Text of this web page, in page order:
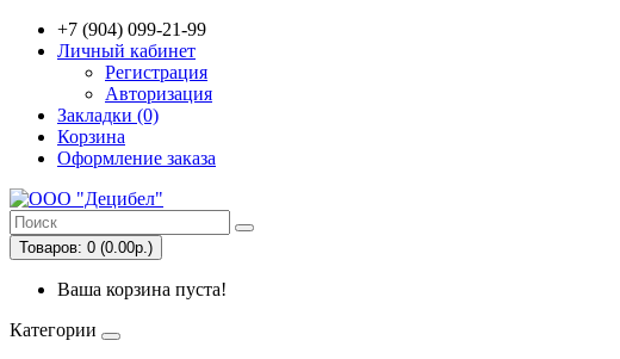
+7 (904) 099-21-99
Личный кабинет
Регистрация
Авторизация
Закладки (0)
Корзина
Оформление заказа
Товаров: 0 (0.00р.)
Ваша корзина пуста!
Категории